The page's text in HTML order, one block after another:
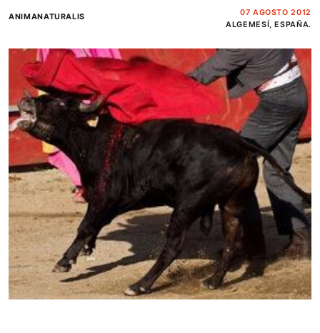
ANIMANATURALIS
07 AGOSTO 2012
ALGEMESÍ, ESPAÑA.